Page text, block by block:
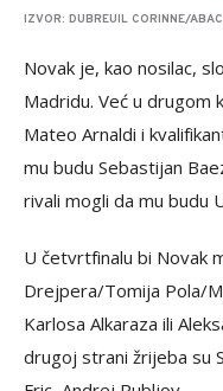
IZVOR: DUBREUIL CORINNE/
Novak je, kao nosilac,
Madridu. Već u drugom
Mateo Arnaldi i
mu budu Sebastijan
rivali mogli da mu budu
U četvrtfinalu bi Novak
Drejpera/Tomija Pola/
Karlosa Alkaraza ili
drugoj strani žrijeba su